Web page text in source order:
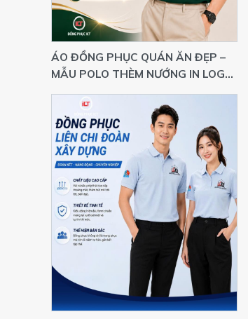
ÁO ĐỒNG PHỤC QUÁN ĂN ĐẸP –
MẪU POLO THÈM NƯỚNG IN LOGO
THEO YÊU CẦU